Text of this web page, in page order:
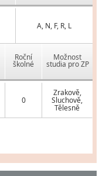
A, N, F, R, L
Roční
školné
Možnost
studia pro ZP
0
Zrakově,
Sluchově,
Tělesně